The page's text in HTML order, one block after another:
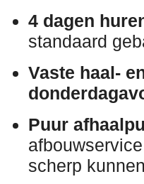
4 dagen
standaard
Vaste haal-
Puur
scherp